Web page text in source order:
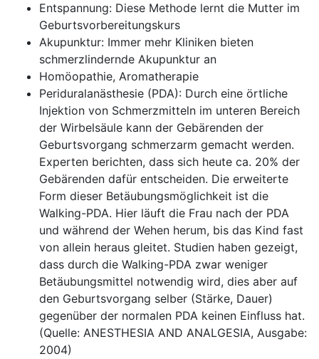
Entspannung: Diese Methode lernt die Mutter im
Geburtsvorbereitungskurs
Akupunktur: Immer mehr Kliniken bieten
schmerzlindernde Akupunktur an
Homöopathie, Aromatherapie
Periduralanästhesie (PDA): Durch eine örtliche
Injektion von Schmerzmitteln im unteren Bereich
der Wirbelsäule kann der Gebärenden der
Geburtsvorgang schmerzarm gemacht werden.
Experten berichten, dass sich heute ca. 20% der
Gebärenden dafür entscheiden. Die erweiterte
Form dieser Betäubungsmöglichkeit ist die
Walking-PDA. Hier läuft die Frau nach der PDA
und während der Wehen herum, bis das Kind fast
von allein heraus gleitet. Studien haben gezeigt,
dass durch die Walking-PDA zwar weniger
Betäubungsmittel notwendig wird, dies aber auf
den Geburtsvorgang selber (Stärke, Dauer)
gegenüber der normalen PDA keinen Einfluss hat.
(Quelle: ANESTHESIA AND ANALGESIA, Ausgabe:
2004)